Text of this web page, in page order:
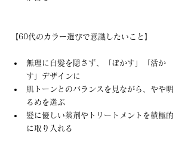
【60代のカラー選びで意識したいこと】
無理に白髪を隠さず、「ぼかす」「活か
す」デザインに
肌トーンとのバランスを見ながら、やや明
るめを選ぶ
髪に優しい薬剤やトリートメントを積極的
に取り入れる